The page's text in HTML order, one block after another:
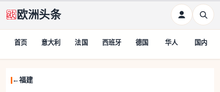
欧洲头条
首页 意大利 法国 西班牙 德国 华人 国内
福建